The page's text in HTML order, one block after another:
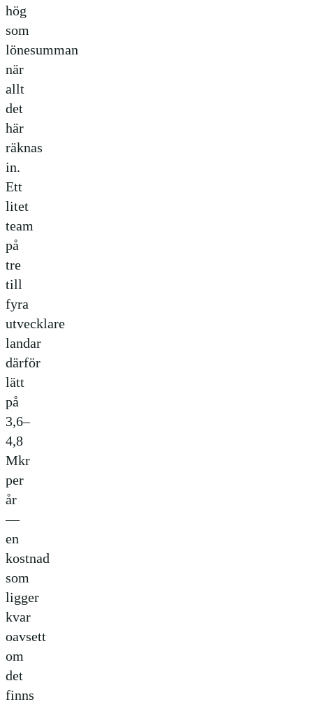
hög
som
lönesumman
när
allt
det
här
räknas
in.
Ett
litet
team
på
tre
till
fyra
utvecklare
landar
därför
lätt
på
3,6–
4,8
Mkr
per
år
—
en
kostnad
som
ligger
kvar
oavsett
om
det
finns